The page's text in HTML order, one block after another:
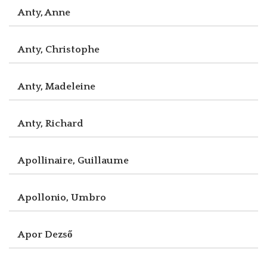
Anty, Anne
Anty, Christophe
Anty, Madeleine
Anty, Richard
Apollinaire, Guillaume
Apollonio, Umbro
Apor Dezső